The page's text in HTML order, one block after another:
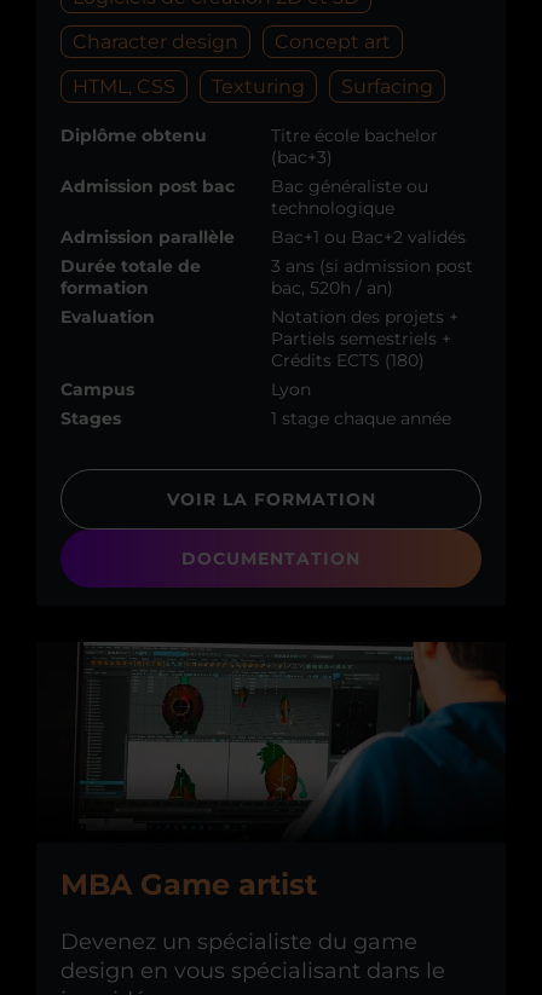
Character design
Concept art
HTML, CSS
Texturing Surfacing
Diplôme obtenu
Titre école bachelor
(bac+3)
Admission post bac
Bac généraliste ou
technologique
Admission parallèle
Bac+1 ou Bac+2 validés
Durée totale de
formation
3 ans (si admission post
bac, 520h / an)
Evaluation
Notation des projets +
Partiels semestriels +
Crédits ECTS (180)
Campus
Lyon
Stages
1 stage chaque année
VOIR LA FORMATION
DOCUMENTATION
MBA Game artist
Devenez un spécialiste du game
design en vous spécialisant dans le